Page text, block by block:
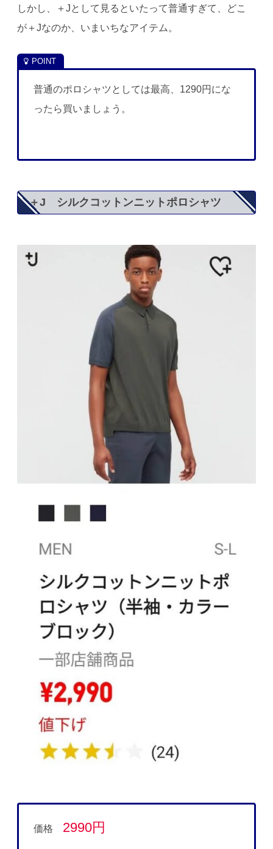
しかし、＋Jとして見るといたって普通すぎて、どこ
が＋Jなのか、いまいちなアイテム。
普通のポロシャツとしては最高、1290円にな
ったら買いましょう。
＋J シルクコットンニットポロシャツ
価格 2990円